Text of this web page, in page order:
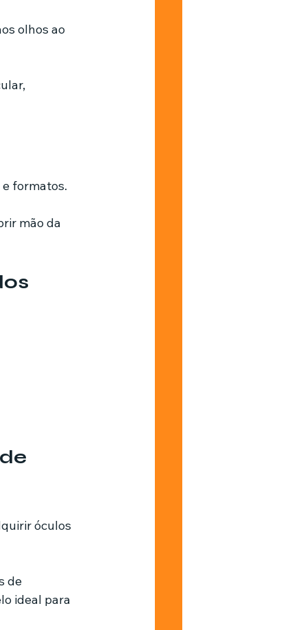
olhos ao
formatos.
mão da
óculos
de
ideal para